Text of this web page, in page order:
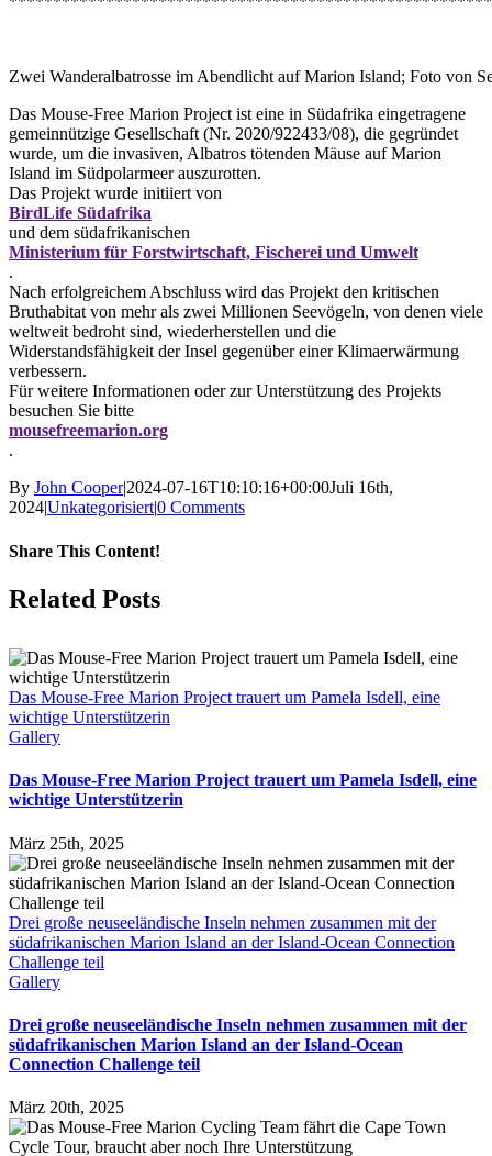
Zwei Wanderalbatrosse im Abendlicht auf Marion Island; Foto von
Das Mouse-Free Marion Project ist eine in Südafrika eingetragene
gemeinnützige Gesellschaft (Nr. 2020/922433/08), die gegründet
wurde, um die invasiven, Albatros tötenden Mäuse auf Marion
Island im Südpolarmeer auszurotten.
Das Projekt wurde initiiert von
BirdLife Südafrika
und dem südafrikanischen
Ministerium für Forstwirtschaft, Fischerei und Umwelt
.
Nach erfolgreichem Abschluss wird das Projekt den kritischen
Bruthabitat von mehr als zwei Millionen Seevögeln, von denen viele
weltweit bedroht sind, wiederherstellen und die
Widerstandsfähigkeit der Insel gegenüber einer Klimaerwärmung
verbessern.
Für weitere Informationen oder zur Unterstützung des Projekts
besuchen Sie bitte
mousefreemarion.org
.
By John Cooper|2024-07-16T10:10:16+00:00Juli 16th,
2024|Unkategorisiert|0 Comments
Share This Content!
Facebook
X
LinkedIn
WhatsApp
Tumblr
Pinterest
Email
Related Posts
Das Mouse-Free Marion Project trauert um Pamela Isdell, eine
wichtige Unterstützerin
Gallery
Das Mouse-Free Marion Project trauert um Pamela Isdell, eine
wichtige Unterstützerin
März 25th, 2025
Drei große neuseeländische Inseln nehmen zusammen mit der
südafrikanischen Marion Island an der Island-Ocean Connection
Challenge teil
Gallery
Drei große neuseeländische Inseln nehmen zusammen mit der
südafrikanischen Marion Island an der Island-Ocean
Connection Challenge teil
März 20th, 2025